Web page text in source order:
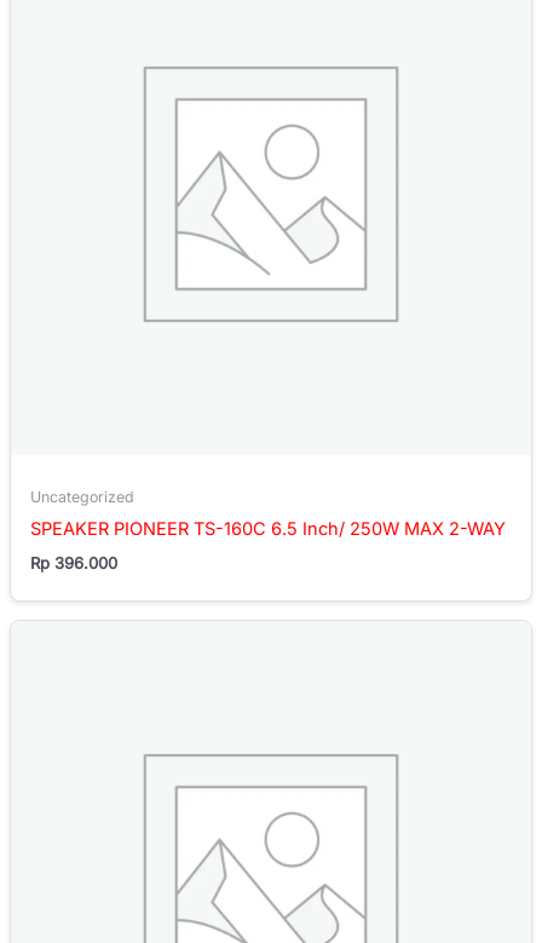
Uncategorized
SPEAKER PIONEER TS-160C 6.5 Inch/ 250W MAX 2-WAY
Rp 396.000